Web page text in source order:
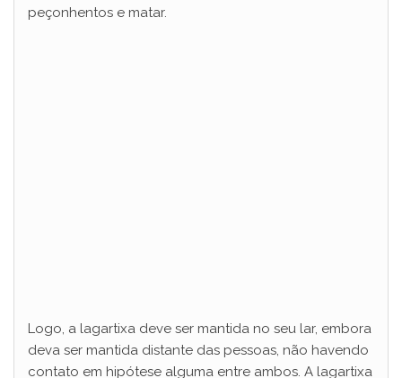
peçonhentos e matar.
Logo, a lagartixa deve ser mantida no seu lar, embora
deva ser mantida distante das pessoas, não havendo
contato em hipótese alguma entre ambos. A lagartixa